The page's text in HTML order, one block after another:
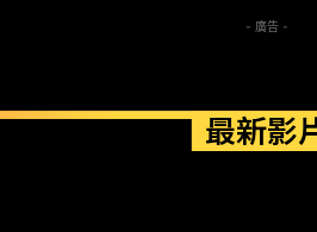
- 廣告 -
最新影